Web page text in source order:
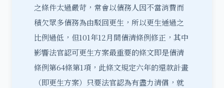
之條件太過嚴苛，常會以債務人因不當消費而
積欠眾多債務為由駁回更生，所以更生通過之
比例過低，但101年12月間債清條例修正，其中
影響法官認可更生方案最重要的條文即是債清
條例第64條第1項，此條文規定六年的還款計畫
（即更生方案）只要法官認為有盡力清償，就